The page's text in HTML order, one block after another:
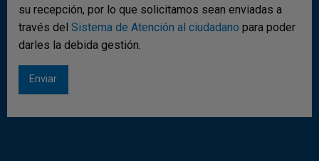
su recepción, por lo que solicitamos sean enviadas a
través del Sistema de Atención al ciudadano para poder
darles la debida gestión.